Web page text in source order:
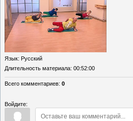
Язык: Русский
Длительность материала: 00:52:00
Всего комментариев: 0
Войдите: